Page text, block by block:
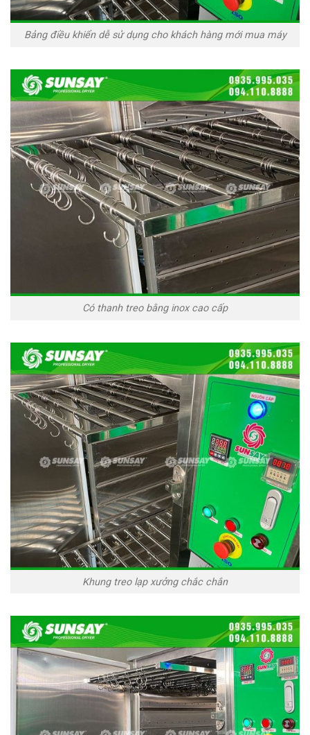
Bảng điều khiển dễ sử dụng cho khách hàng mới mua máy
Có thanh treo bằng inox cao cấp
Khung treo lạp xưởng chắc chắn